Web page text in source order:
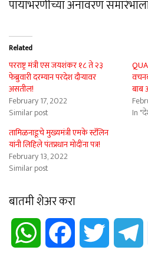
पायाभरणीच्या अनावरण
Related
परराष्ट्र मंत्री एस जयशंकर १८ ते २३
फेब्रुवारी दरम्यान परदेश दौऱ्यावर
असतील!
February 17, 2022
Similar post
बाब
In
तामिळनाडूचे मुख्यमंत्री एमके स्टॅलिन
यांनी लिहिले पंतप्रधान मोदींना पत्र!
February 13, 2022
Similar post
बातमी शेअर करा
WhatsApp Facebook Twitter